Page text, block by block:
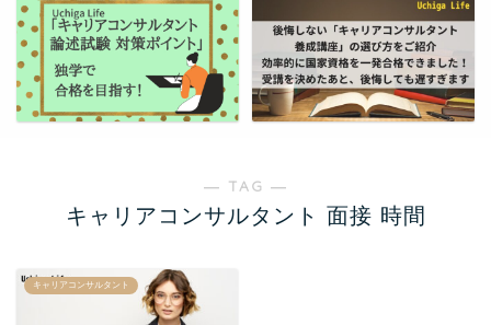
― TAG ―
キャリアコンサルタント 面接 時間
キャリアコンサルタント